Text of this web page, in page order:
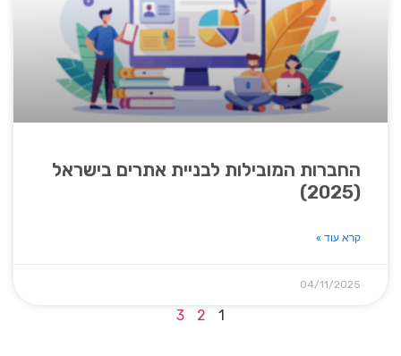
החברות המובילות לבניית אתרים בישראל
(2025)
קרא עוד »
04/11/2025
1
2
3